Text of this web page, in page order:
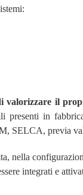
valorizzare il
presenti in
SELCA, previa
nella
integrati e